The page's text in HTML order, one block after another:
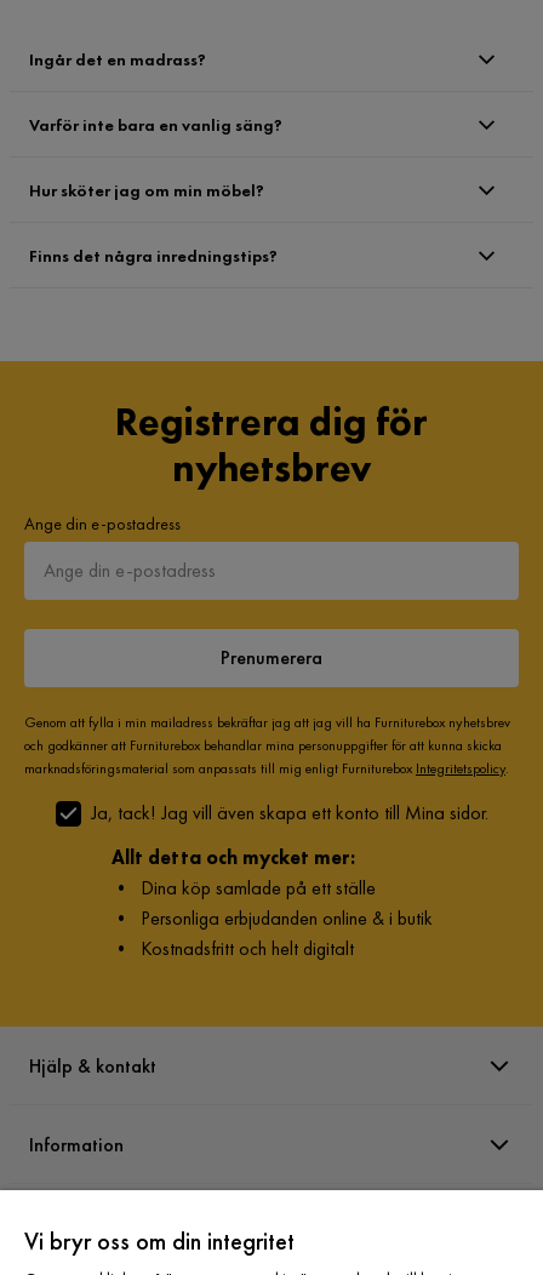
Ingår det en madrass?
Varför inte bara en vanlig säng?
Hur sköter jag om min möbel?
Finns det några inredningstips?
Registrera dig för
nyhetsbrev
Ange din e-postadress
Prenumerera
Genom att fylla i min mailadress bekräftar jag att jag vill ha Furniturebox nyhetsbrev
och godkänner att Furniturebox behandlar mina personuppgifter för att kunna skicka
marknadsföringsmaterial som anpassats till mig enligt Furniturebox Integritetspolicy.
Ja, tack! Jag vill även skapa ett konto till Mina sidor.
Allt detta och mycket mer:
• Dina köp samlade på ett ställe
• Personliga erbjudanden online & i butik
• Kostnadsfritt och helt digitalt
Hjälp & kontakt
Information
Vi bryr oss om din integritet